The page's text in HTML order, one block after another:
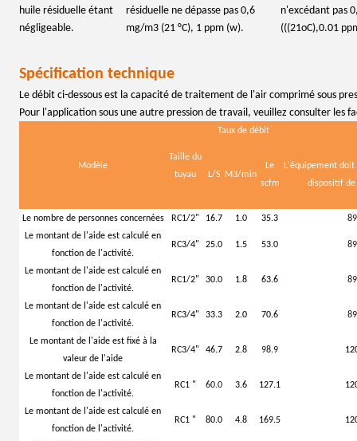
huile résiduelle étant
négligeable.
résiduelle ne dépasse pas 0,6
mg/m3 (21 °C), 1 ppm (w).
n'excédant pas
(((21oC),0.01
Spécification technique
Le débit ci-dessous est la capacité de traitement de l'air comprimé sous
Pour l'application sous une autre pression de travail, veuillez consulter les
Modèle
Taille du
tuyau
Taux de débit
L/S M3/min
Le
scfm
L'équipement
dispositif
Le nombre de personnes concernées RC1/2" 16.7 1.0 35.3
89
Le montant de l'aide est calculé en
fonction de l'activité.
RC3/4" 25.0 1.5 53.0 89
Le montant de l'aide est calculé en
fonction de l'activité.
RC1/2" 30.0 1.8 63.6 89
Le montant de l'aide est calculé en
fonction de l'activité.
RC3/4" 33.3 2.0 70.6 89
Le montant de l'aide est fixé à la
valeur de l'aide
RC3/4" 46.7 2.8 98.9
Le montant de l'aide est calculé en
fonction de l'activité.
RC1 " 60.0 3.6 127.1
Le montant de l'aide est calculé en
fonction de l'activité.
RC1 " 80.0 4.8 169.5